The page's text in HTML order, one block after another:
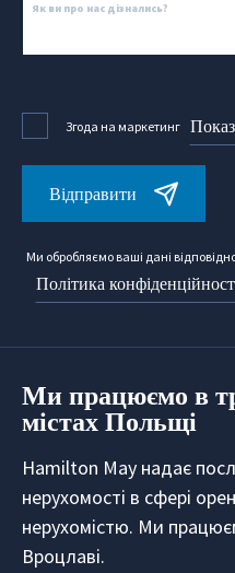
Як ви про нас дізнались?
Згода на маркетинг
Відправити
Ми обробляємо ваші дані
Політика
Ми працюємо в
містах Польщі
Hamilton May надає
нерухомості в сфері
нерухомістю. Ми
Вроцлаві.